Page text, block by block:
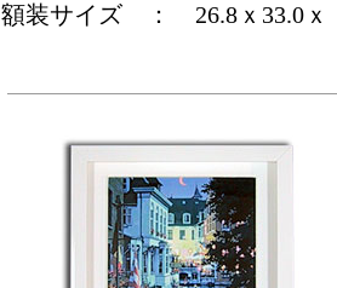
額装サイズ ： 26.8ｘ33.0ｘ